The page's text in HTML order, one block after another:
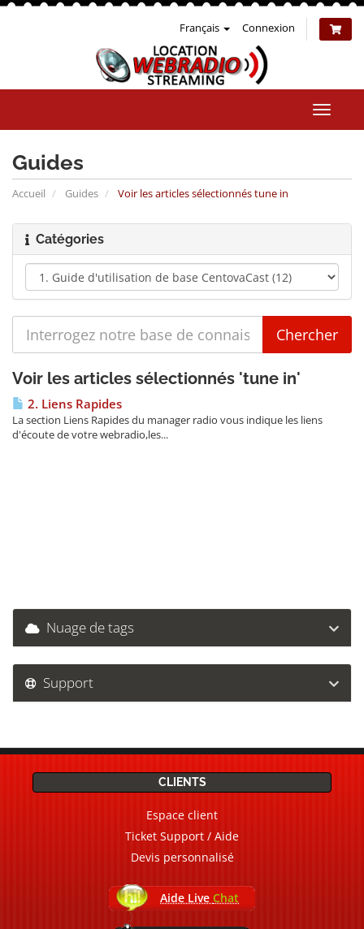
Français Connexion
la
Guides
Accueil Guides Voir les articles sélectionnés tune in
Catégories
Voir les articles sélectionnés 'tune in'
2. Liens Rapides
La section Liens Rapides du manager radio vous indique les liens
d'écoute de votre webradio,les...
Nuage de tags
Support
CLIENTS
Espace client
Ticket Support / Aide
Devis personnalisé
Aide Live Chat